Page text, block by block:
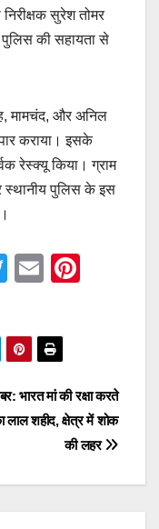
सुरेश तोमर
की सहायता से
मामचंद, और अनिल
कराया। इसके
रेस्क्यू किया। ग्राम
स्थानीय पुलिस के इस
T
er
E
st
भारत मां की रक्षा करते
लाल शहीद, क्षेत्र में शोक
की लहर